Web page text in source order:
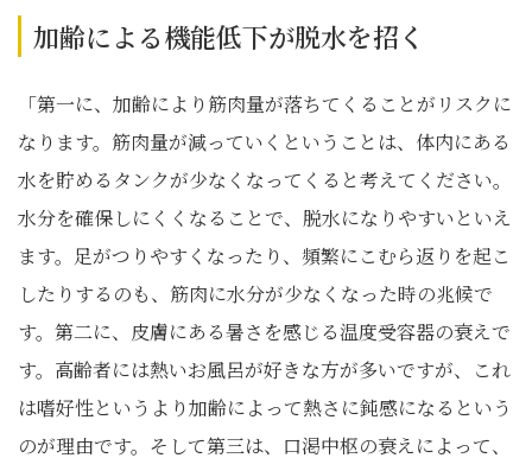
加齢による機能低下が脱水を招く
「第一に、加齢により筋肉量が落ちてくることがリスクに
なります。筋肉量が減っていくということは、体内にある
水を貯めるタンクが少なくなってくると考えてください。
水分を確保しにくくなることで、脱水になりやすいといえ
ます。足がつりやすくなったり、頻繁にこむら返りを起こ
したりするのも、筋肉に水分が少なくなった時の兆候で
す。第二に、皮膚にある暑さを感じる温度受容器の衰えで
す。高齢者には熱いお風呂が好きな方が多いですが、これ
は嗜好性というより加齢によって熱さに鈍感になるという
のが理由です。そして第三は、口渇中枢の衰えによって、